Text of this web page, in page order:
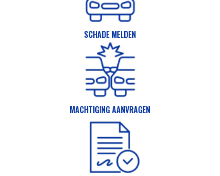
SCHADE MELDEN
MACHTIGING AANVRAGEN